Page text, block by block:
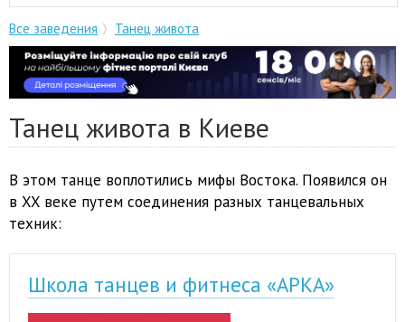
Все заведения Танец живота
Танец живота в Киеве
В этом танце воплотились мифы Востока. Появился он
в XX веке путем соединения разных танцевальных
техник:
Школа танцев и фитнеса «АРКА»